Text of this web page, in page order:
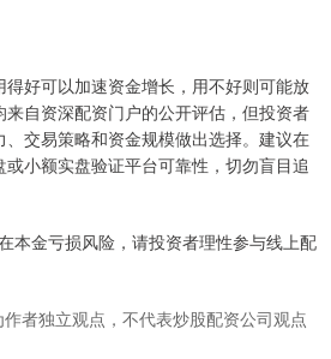
好可以加速资金增长，用不好则可能放
自资深配资门户的公开评估，但投资者
交易策略和资金规模做出选择。建议在
小额实盘验证平台可靠性，切勿盲目追
本金亏损风险，请投资者理性参与线上配
者独立观点，不代表炒股配资公司观点